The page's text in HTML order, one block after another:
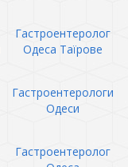
Гастроентеролог
Одеса Таїрове
Гастроентерологи
Одеси
Гастроентеролог